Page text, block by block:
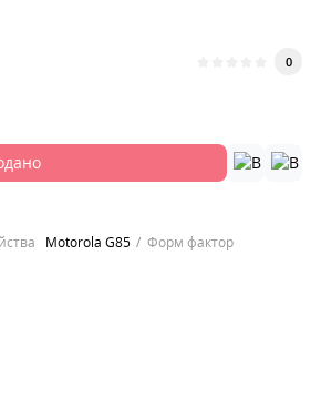
0
Motorola G85
Форм фактор